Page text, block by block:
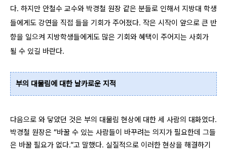
다. 하지만 안철수 교수와 박경철 원장 같은 분들로 인해서 지방대 학생
들에게도 강연을 직접 들을 기회가 주어졌다. 작은 시작이 앞으로 큰 반
향을 일으켜 지방학생들에게도 많은 기회와 혜택이 주어지는 사회가
될 수 있길 바란다.
부의 대물림에 대한 날카로운 지적
다음으로 와 닿았던 것은 부의 대물림 현상에 대한 세 사람의 대화였다.
박경철 원장은 “바꿀 수 있는 사람들이 바꾸려는 의지가 필요한데 그들
은 바꿀 필요가 없다.”고 말했다. 실질적으로 이러한 현상을 해결하기